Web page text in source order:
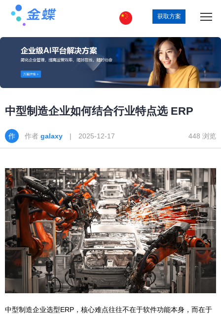
获取方案
中型制造企业如何结合行业特点选 ERP
作者 galaxy | 2025-12-17 448 浏览
中型制造企业选型ERP，核心难点往往不在于软件功能本身，而在于